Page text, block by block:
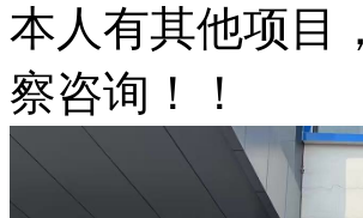
本人有其他项目
察咨询！！